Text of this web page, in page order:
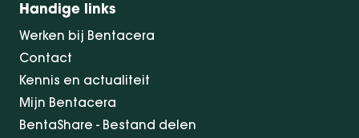
Handige links
Werken bij Bentacera
Contact
Kennis en actualiteit
Mijn Bentacera
BentaShare - Bestand delen